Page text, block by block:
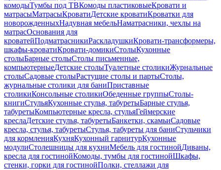
комодыТумбы под ТВКомоды пластиковыеКровати и
матрасыМатрасыКроватиДетские кроватиКроватки для
новорожденныхНадувная мебельНаматрасники, чехлы на
матрасОснования для
кроватейПодматрасникиРаскладушкиКровати-трансформеры,
шкафы-кроватиКровати-домикиСтолыКухонные
столыБарные столыСтолы письменные,
компьютерныеДетские столыТуалетные столикиЖурнальные
столыСадовые столыРастущие столы и партыСтолы,
журнальные столики для баниПриставные
столикиКонсольные столикиОбеденные группыСтолы-
книгиСтульяКухонные стулья, табуретыБарные стулья,
табуретыКомпьютерные кресла, стульяГеймерские
креслаДетские стулья, табуретыБанкетки, скамьиСадовые
кресла, стулья, табуретыСтулья, табуреты для баниСтульчики
для кормленияКухняКухонный гарнитурКухонные
модулиСтолешницы для кухниМебель для гостинойДиваны,
кресла для гостинойКомоды, тумбы для гостинойШкафы,
стенки, горки для гостинойПолки, стеллажи для